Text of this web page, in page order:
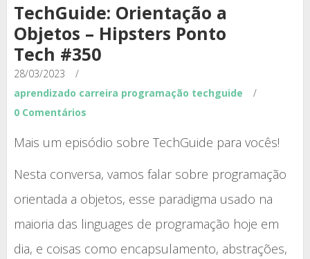
TechGuide: Orientação a
Objetos – Hipsters Ponto
Tech #350
28/03/2023
/
aprendizado carreira programação techguide
/
0 Comentários
Mais um episódio sobre TechGuide para vocês!
Nesta conversa, vamos falar sobre programação
orientada a objetos, esse paradigma usado na
maioria das linguages de programação hoje em
dia, e coisas como encapsulamento, abstrações,